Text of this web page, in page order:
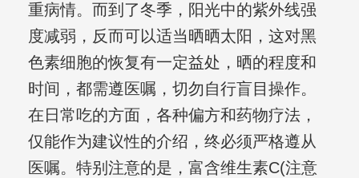
重病情。而到了冬季，阳光中的紫外线强
度减弱，反而可以适当晒晒太阳，这对黑
色素细胞的恢复有一定益处，晒的程度和
时间，都需遵医嘱，切勿自行盲目操作。
在日常吃的方面，各种偏方和药物疗法，
仅能作为建议性的介绍，终必须严格遵从
医嘱。特别注意的是，富含维生素C(注意